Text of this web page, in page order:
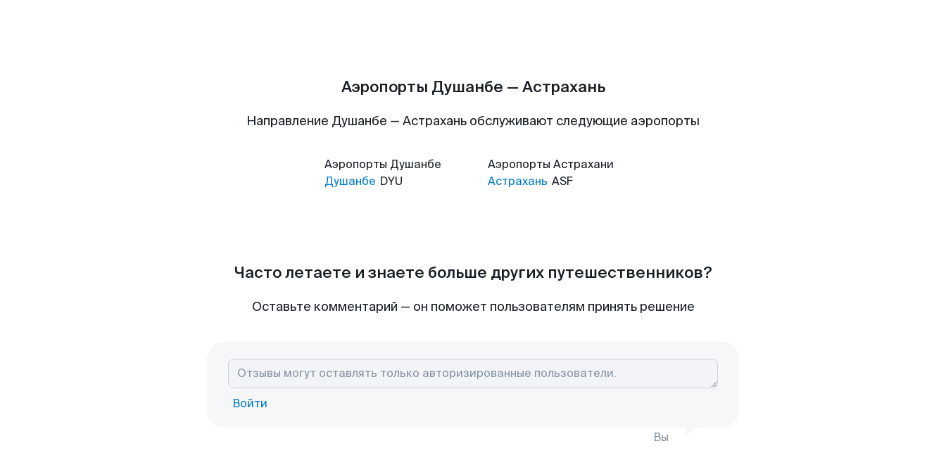
Аэропорты Душанбе — Астрахань
Направление Душанбе — Астрахань обслуживают следующие аэропорты
Аэропорты Душанбе
Душанбе DYU
Аэропорты Астрахани
Астрахань ASF
Часто летаете и знаете больше других путешественников?
Оставьте комментарий — он поможет пользователям принять решение
Войти
Вы